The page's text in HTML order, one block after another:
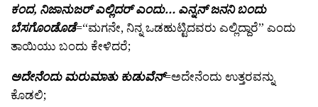
ಕಂದ, ನಿಜಾನುಜರ್ ಎಲ್ಲಿದರ್ ಎಂದು… ಎನ್ನನ್ ಜನನಿ ಬಂದು
ಬೆಸಗೊಂಡೊಡೆ=“ಮಗನೇ, ನಿನ್ನ ಒಡಹುಟ್ಟಿದವರು ಎಲ್ಲಿದ್ದಾರೆ” ಎಂದು
ತಾಯಿಯು ಬಂದು ಕೇಳಿದರೆ;
ಅದೇನೆಂದು ಮರುಮಾತು ಕುಡುವೆನ್=ಅದೇನೆಂದು ಉತ್ತರವನ್ನು
ಕೊಡಲಿ;